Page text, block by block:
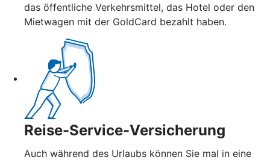
das öffentliche Verkehrsmittel, das Hotel oder den
Mietwagen mit der GoldCard bezahlt haben.
Reise-Service-Versicherung
Auch während des Urlaubs können Sie mal in eine